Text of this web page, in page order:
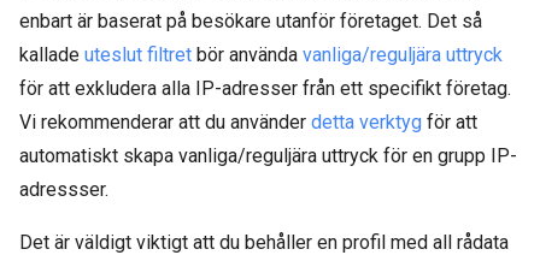
enbart är baserat på besökare utanför företaget. Det så
kallade uteslut filtret bör använda vanliga/reguljära uttryck
för att exkludera alla IP-adresser från ett specifikt företag.
Vi rekommenderar att du använder detta verktyg för att
automatiskt skapa vanliga/reguljära uttryck för en grupp IP-
adressser.
Det är väldigt viktigt att du behåller en profil med all rådata